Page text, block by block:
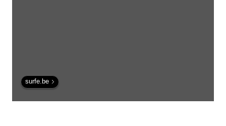
surfe.be